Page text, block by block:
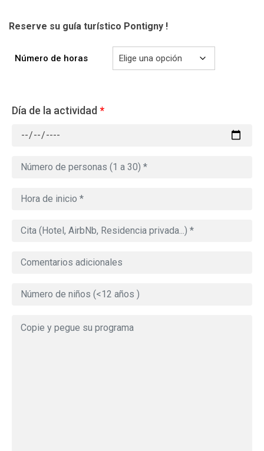
Reserve su guía turístico Pontigny !
Número de horas
Día de la actividad*